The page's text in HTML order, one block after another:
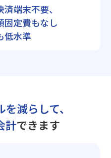
端末不要、
固定費もなし
低水準
減らして、
計できます